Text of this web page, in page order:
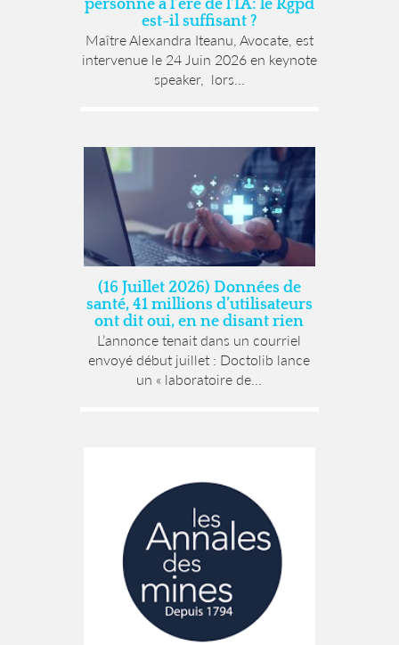
personne à l’ère de l’IA: le Rgpd
est-il suffisant ?
Maître Alexandra Iteanu, Avocate, est
intervenue le 24 Juin 2026 en keynote
speaker, lors...
(16 Juillet 2026) Données de
santé, 41 millions d’utilisateurs
ont dit oui, en ne disant rien
L’annonce tenait dans un courriel
envoyé début juillet : Doctolib lance
un « laboratoire de...